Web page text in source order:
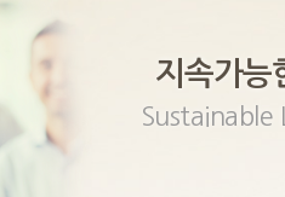
지속가능
Sustainable